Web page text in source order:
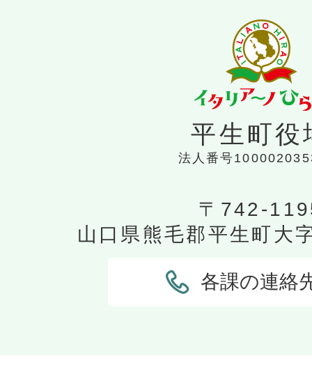
平生町役
法人番号
〒742-
山口県熊毛郡平生町大
各課の連絡